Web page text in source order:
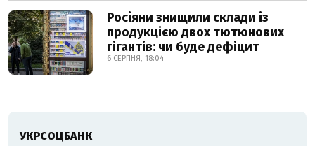
Росіяни знищили склади із
продукцією двох тютюнових
гігантів: чи буде дефіцит
6 СЕРПНЯ, 18:04
УКРСОЦБАНК